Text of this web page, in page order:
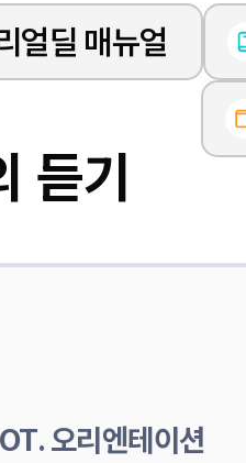
얼딜 매뉴얼
듣기
OT. 오리엔테이션